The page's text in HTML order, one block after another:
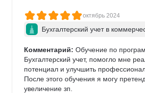
октябрь 2024
Бухгалтерский учет в
Комментарий: Обучение по
Бухгалтерский учет, помогло мне
потенциал и улучшить
После этого обучения я могу
увеличение зп.